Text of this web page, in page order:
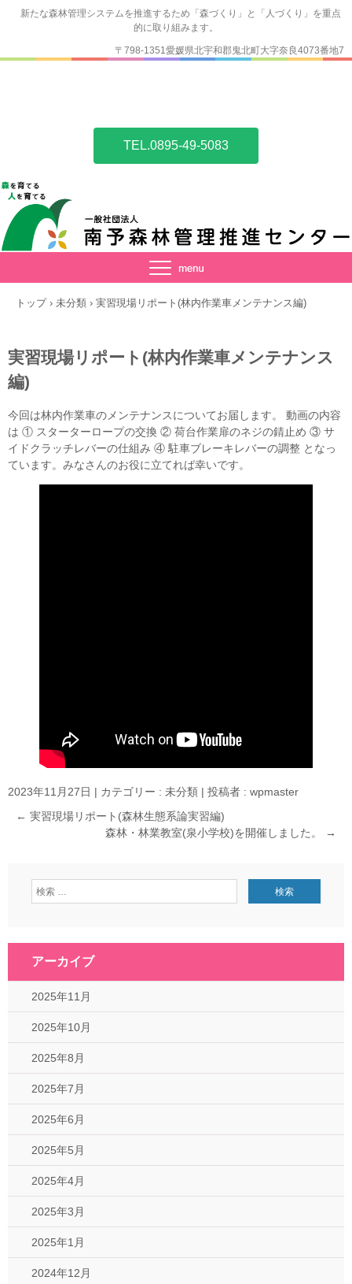
新たな森林管理システムを推進するため「森づくり」と「人づくり」を重点
的に取り組みます。
TEL.0895-49-5083
〒798-1351愛媛県北宇和郡鬼北町大字奈良4073番地7
トップ › 未分類 › 実習現場リポート(林内作業車メンテナンス編)
実習現場リポート(林内作業車メンテナンス
編)
今回は林内作業車のメンテナンスについてお届します。 動画の内容
は ① スターターロープの交換 ② 荷台作業扉のネジの錆止め ③ サ
イドクラッチレバーの仕組み ④ 駐車ブレーキレバーの調整 となっ
ています。みなさんのお役に立てれば幸いです。
2023年11月27日 | カテゴリー : 未分類 | 投稿者 : wpmaster
← 実習現場リポート(森林生態系論実習編)
森林・林業教室(泉小学校)を開催しました。
→
アーカイブ
2025年11月
2025年10月
2025年8月
2025年7月
2025年6月
2025年5月
2025年4月
2025年3月
2025年1月
2024年12月